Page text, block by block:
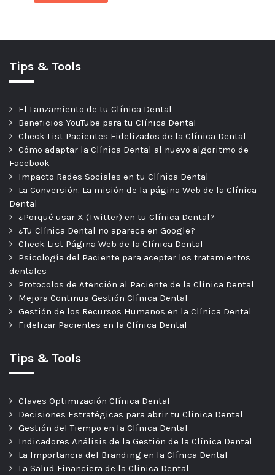
Tips & Tools
El Lanzamiento de tu Clínica Dental
Beneficios YouTube para tu Clínica Dental
Check List Pacientes Fidelizados de la Clínica Dental
Cómo adaptar la Clínica Dental al nuevo algoritmo de
Facebook
Impacto Redes Sociales en tu Clínica Dental
La Conversión. La misión de la página Web de la Clínica
Dental
¿Porqué usar X (Twitter) en tu Clínica Dental?
¿Tu Clínica Dental no aparece en Google?
Check List Página Web de la Clínica Dental
Psicología del Paciente para aceptar los tratamientos
dentales
Protocolos de Atención al Paciente de la Clínica Dental
Mejora Continua Gestión Clínica Dental
Gestión de los Recursos Humanos en la Clínica Dental
Fidelizar Pacientes en la Clínica Dental
Tips & Tools
Claves Optimización Clínica Dental
Decisiones Estratégicas para abrir tu Clínica Dental
Gestión del Tiempo en la Clínica Dental
Indicadores Análisis de la Gestión de la Clínica Dental
La Importancia del Branding en la Clínica Dental
La Salud Financiera de la Clínica Dental